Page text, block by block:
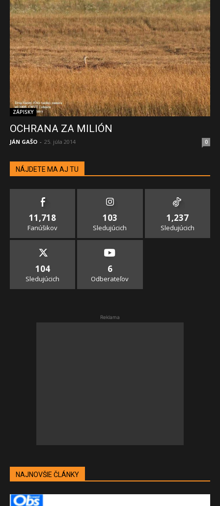
ZÁPISKY
OCHRANA ZA MILIÓN
JÁN GAŠO - 25. júla 2014 0
NÁJDETE MA AJ TU
11,718
Fanúšikov
103
Sledujúcich
1,237
Sledujúcich
104
Sledujúcich
6
Odberateľov
Reklama
NAJNOVŠIE ČLÁNKY